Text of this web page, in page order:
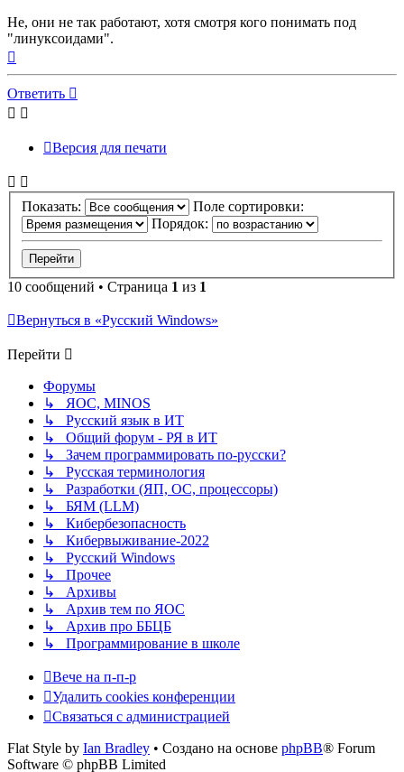
Не, они не так работают, хотя смотря кого понимать под
"линуксоидами".
началу
Ответить
Версия для печати
Показать:
Поле сортировки:
Порядок:
10 сообщений • Страница 1 из 1
Вернуться в «Русский Windows»
Перейти
Форумы
↳ ЯОС, MINOS
↳ Русский язык в ИТ
↳ Общий форум - РЯ в ИТ
↳ Зачем программировать по-русски?
↳ Русская терминология
↳ Разработки (ЯП, ОС, процессоры)
↳ БЯМ (LLM)
↳ Кибербезопасность
↳ Кибервыживание-2022
↳ Русский Windows
↳ Прочее
↳ Архивы
↳ Архив тем по ЯОС
↳ Архив про ББЦБ
↳ Программирование в школе
Вече на п-п-р
Удалить cookies конференции
Связаться с администрацией
Flat Style by Ian Bradley • Создано на основе phpBB® Forum
Software © phpBB Limited